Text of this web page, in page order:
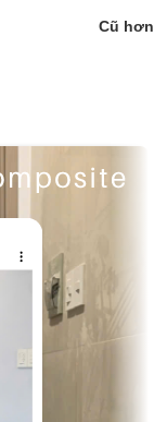
Cũ hơn